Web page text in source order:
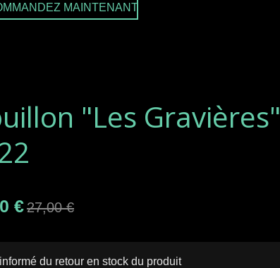
MAINTENANT
"Les Gravières"
€27,00 €
du retour en stock du produit